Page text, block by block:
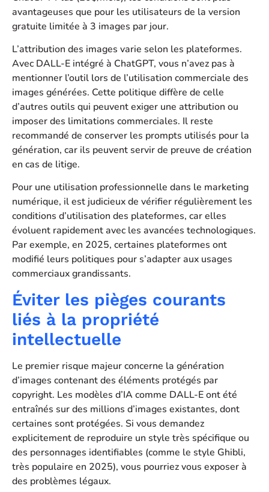
avantageuses que pour les utilisateurs de la version
gratuite limitée à 3 images par jour.
L’attribution des images varie selon les plateformes.
Avec DALL-E intégré à ChatGPT, vous n’avez pas à
mentionner l’outil lors de l’utilisation commerciale des
images générées. Cette politique diffère de celle
d’autres outils qui peuvent exiger une attribution ou
imposer des limitations commerciales. Il reste
recommandé de conserver les prompts utilisés pour la
génération, car ils peuvent servir de preuve de création
en cas de litige.
Pour une utilisation professionnelle dans le marketing
numérique, il est judicieux de vérifier régulièrement les
conditions d’utilisation des plateformes, car elles
évoluent rapidement avec les avancées technologiques.
Par exemple, en 2025, certaines plateformes ont
modifié leurs politiques pour s’adapter aux usages
commerciaux grandissants.
Éviter les pièges courants
liés à la propriété
intellectuelle
Le premier risque majeur concerne la génération
d’images contenant des éléments protégés par
copyright. Les modèles d’IA comme DALL-E ont été
entraînés sur des millions d’images existantes, dont
certaines sont protégées. Si vous demandez
explicitement de reproduire un style très spécifique ou
des personnages identifiables (comme le style Ghibli,
très populaire en 2025), vous pourriez vous exposer à
des problèmes légaux.